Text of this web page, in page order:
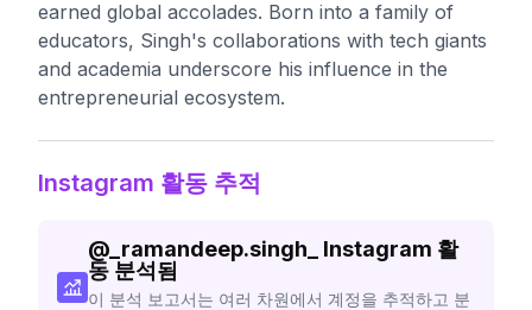
earned global accolades. Born into a family of
educators, Singh's collaborations with tech giants
and academia underscore his influence in the
entrepreneurial ecosystem.
Instagram 활동 추적
@ _ramandeep.singh_
Instagram 활
동 분석됨
이 분석 보고서는 여러 차원에서 계정을 추적하고 분